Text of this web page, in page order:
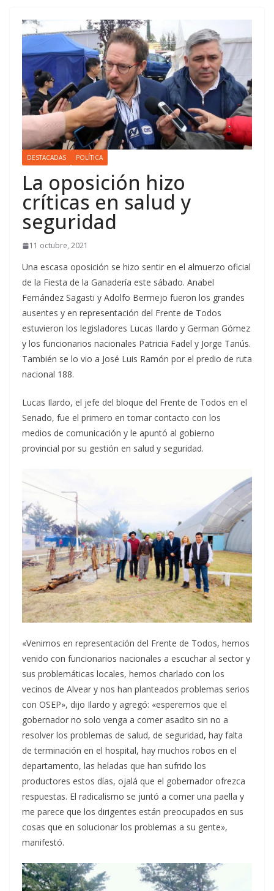
DESTACADAS POLÍTICA
La oposición hizo
críticas en salud y
seguridad
11 octubre, 2021
Una escasa oposición se hizo sentir en el almuerzo oficial
de la Fiesta de la Ganadería este sábado. Anabel
Fernández Sagasti y Adolfo Bermejo fueron los grandes
ausentes y en representación del Frente de Todos
estuvieron los legisladores Lucas Ilardo y German Gómez
y los funcionarios nacionales Patricia Fadel y Jorge Tanús.
También se lo vio a José Luis Ramón por el predio de ruta
nacional 188.
Lucas Ilardo, el jefe del bloque del Frente de Todos en el
Senado, fue el primero en tomar contacto con los
medios de comunicación y le apuntó al gobierno
provincial por su gestión en salud y seguridad.
«Venimos en representación del Frente de Todos, hemos
venido con funcionarios nacionales a escuchar al sector y
sus problemáticas locales, hemos charlado con los
vecinos de Alvear y nos han planteados problemas serios
con OSEP», dijo Ilardo y agregó: «esperemos que el
gobernador no solo venga a comer asadito sin no a
resolver los problemas de salud, de seguridad, hay falta
de terminación en el hospital, hay muchos robos en el
departamento, las heladas que han sufrido los
productores estos días, ojalá que el gobernador ofrezca
respuestas. El radicalismo se juntó a comer una paella y
me parece que los dirigentes están preocupados en sus
cosas que en solucionar los problemas a su gente»,
manifestó.